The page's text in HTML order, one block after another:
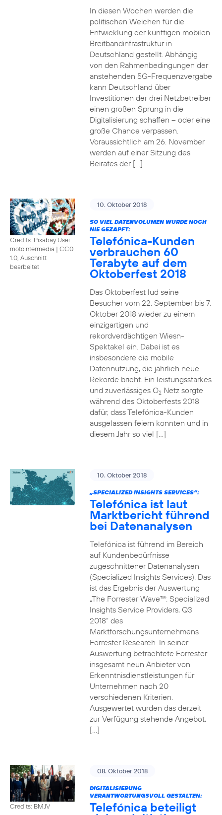
In diesen Wochen werden die
politischen Weichen für die
Entwicklung der künftigen mobilen
Breitbandinfrastruktur in
Deutschland gestellt. Abhängig
von den Rahmenbedingungen der
anstehenden 5G-Frequenzvergabe
kann Deutschland über
Investitionen der drei Netzbetreiber
einen großen Sprung in die
Digitalisierung schaffen – oder eine
große Chance verpassen.
Voraussichtlich am 26. November
werden auf einer Sitzung des
Beirates der […]
Credits: Pixabay User
motointermedia | CC0
1.0, Auschnitt
bearbeitet
10. Oktober 2018
SO VIEL DATENVOLUMEN WURDE NOCH
NIE GEZAPFT:
Telefónica-Kunden
verbrauchen 60
Terabyte auf dem
Oktoberfest 2018
Das Oktoberfest lud seine
Besucher vom 22. September bis 7.
Oktober 2018 wieder zu einem
einzigartigen und
rekordverdächtigen Wiesn-
Spektakel ein. Dabei ist es
insbesondere die mobile
Datennutzung, die jährlich neue
Rekorde bricht. Ein leistungsstarkes
und zuverlässiges O2Netz sorgte
während des Oktoberfests 2018
dafür, dass Telefónica-Kunden
ausgelassen feiern konnten und in
diesem Jahr so viel […]
10. Oktober 2018
„SPECIALIZED INSIGHTS SERVICES“:
Telefónica ist laut
Marktbericht führend
bei Datenanalysen
Telefónica ist führend im Bereich
auf Kundenbedürfnisse
zugeschnittener Datenanalysen
(Specialized Insights Services). Das
ist das Ergebnis der Auswertung
„The Forrester Wave™: Specialized
Insights Service Providers, Q3
2018“ des
Marktforschungsunternehmens
Forrester Research. In seiner
Auswertung betrachtete Forrester
insgesamt neun Anbieter von
Erkenntnisdienstleistungen für
Unternehmen nach 20
verschiedenen Kriterien.
Ausgewertet wurden das derzeit
zur Verfügung stehende Angebot,
[…]
Credits: BMJV
08. Oktober 2018
DIGITALISIERUNG
VERANTWORTUNGSVOLL GESTALTEN:
Telefónica beteiligt